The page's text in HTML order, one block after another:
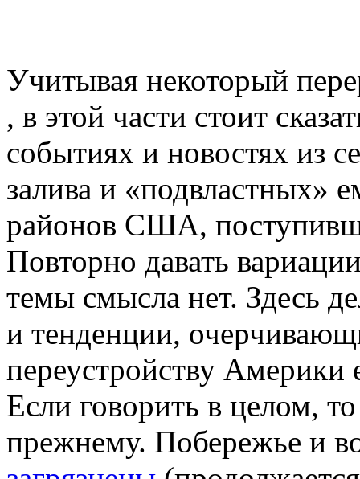
Учитывая некоторый
, в этой части стоит
событиях и новостях из
залива и «подвластных»
районов США,
Повторно давать
темы смысла нет. Здесь
и тенденции,
переустройству
Если говорить в целом,
прежнему. Побережье и